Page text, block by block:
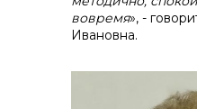
вовремя», -
Ивановна.